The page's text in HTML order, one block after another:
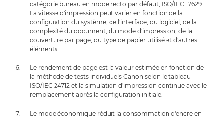
catégorie bureau en mode recto par défaut, ISO/IEC 17629.
La vitesse d'impression peut varier en fonction de la
configuration du système, de l'interface, du logiciel, de la
complexité du document, du mode d'impression, de la
couverture par page, du type de papier utilisé et d'autres
éléments.
Le rendement de page est la valeur estimée en fonction de
la méthode de tests individuels Canon selon le tableau
ISO/IEC 24712 et la simulation d'impression continue avec le
remplacement après la configuration initiale.
Le mode économique réduit la consommation d'encre en